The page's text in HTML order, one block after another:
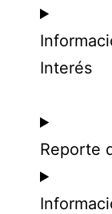
Interés
Reporte